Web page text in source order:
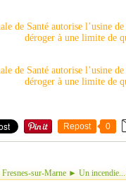
Repost 0
sur-Marne ► Un incendie...